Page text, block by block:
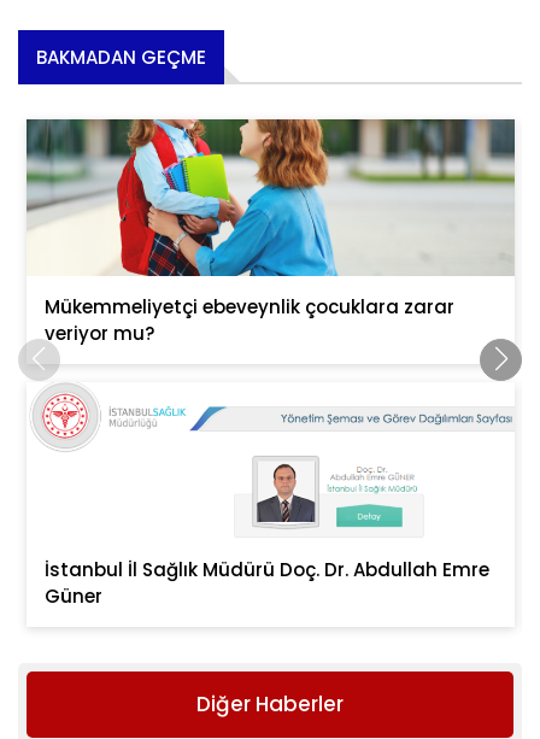
BAKMADAN GEÇME
Mükemmeliyetçi ebeveynlik çocuklara zarar
veriyor mu?
İstanbul İl Sağlık Müdürü Doç. Dr. Abdullah Emre
Güner
Diğer Haberler